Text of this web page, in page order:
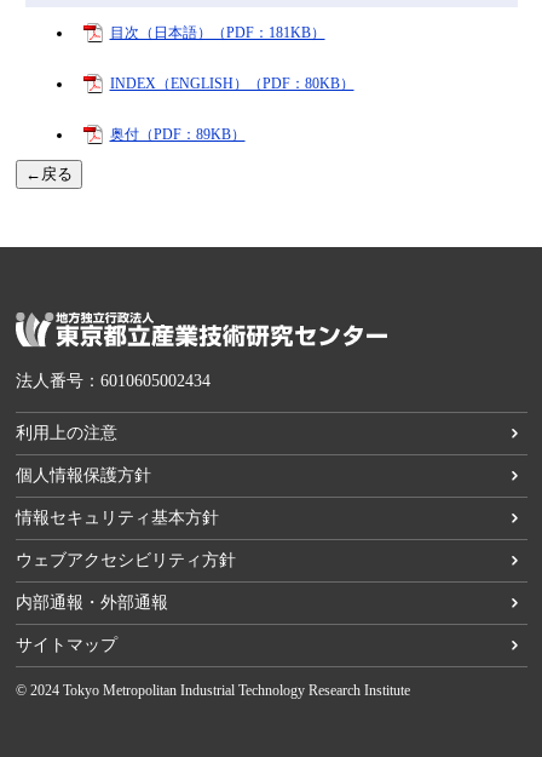
目次（日本語）（PDF：181KB）
INDEX（ENGLISH）（PDF：80KB）
奥付（PDF：89KB）
←戻る
法人番号：6010605002434
利用上の注意
個人情報保護方針
情報セキュリティ基本方針
ウェブアクセシビリティ方針
内部通報・外部通報
サイトマップ
© 2024 Tokyo Metropolitan Industrial Technology Research Institute